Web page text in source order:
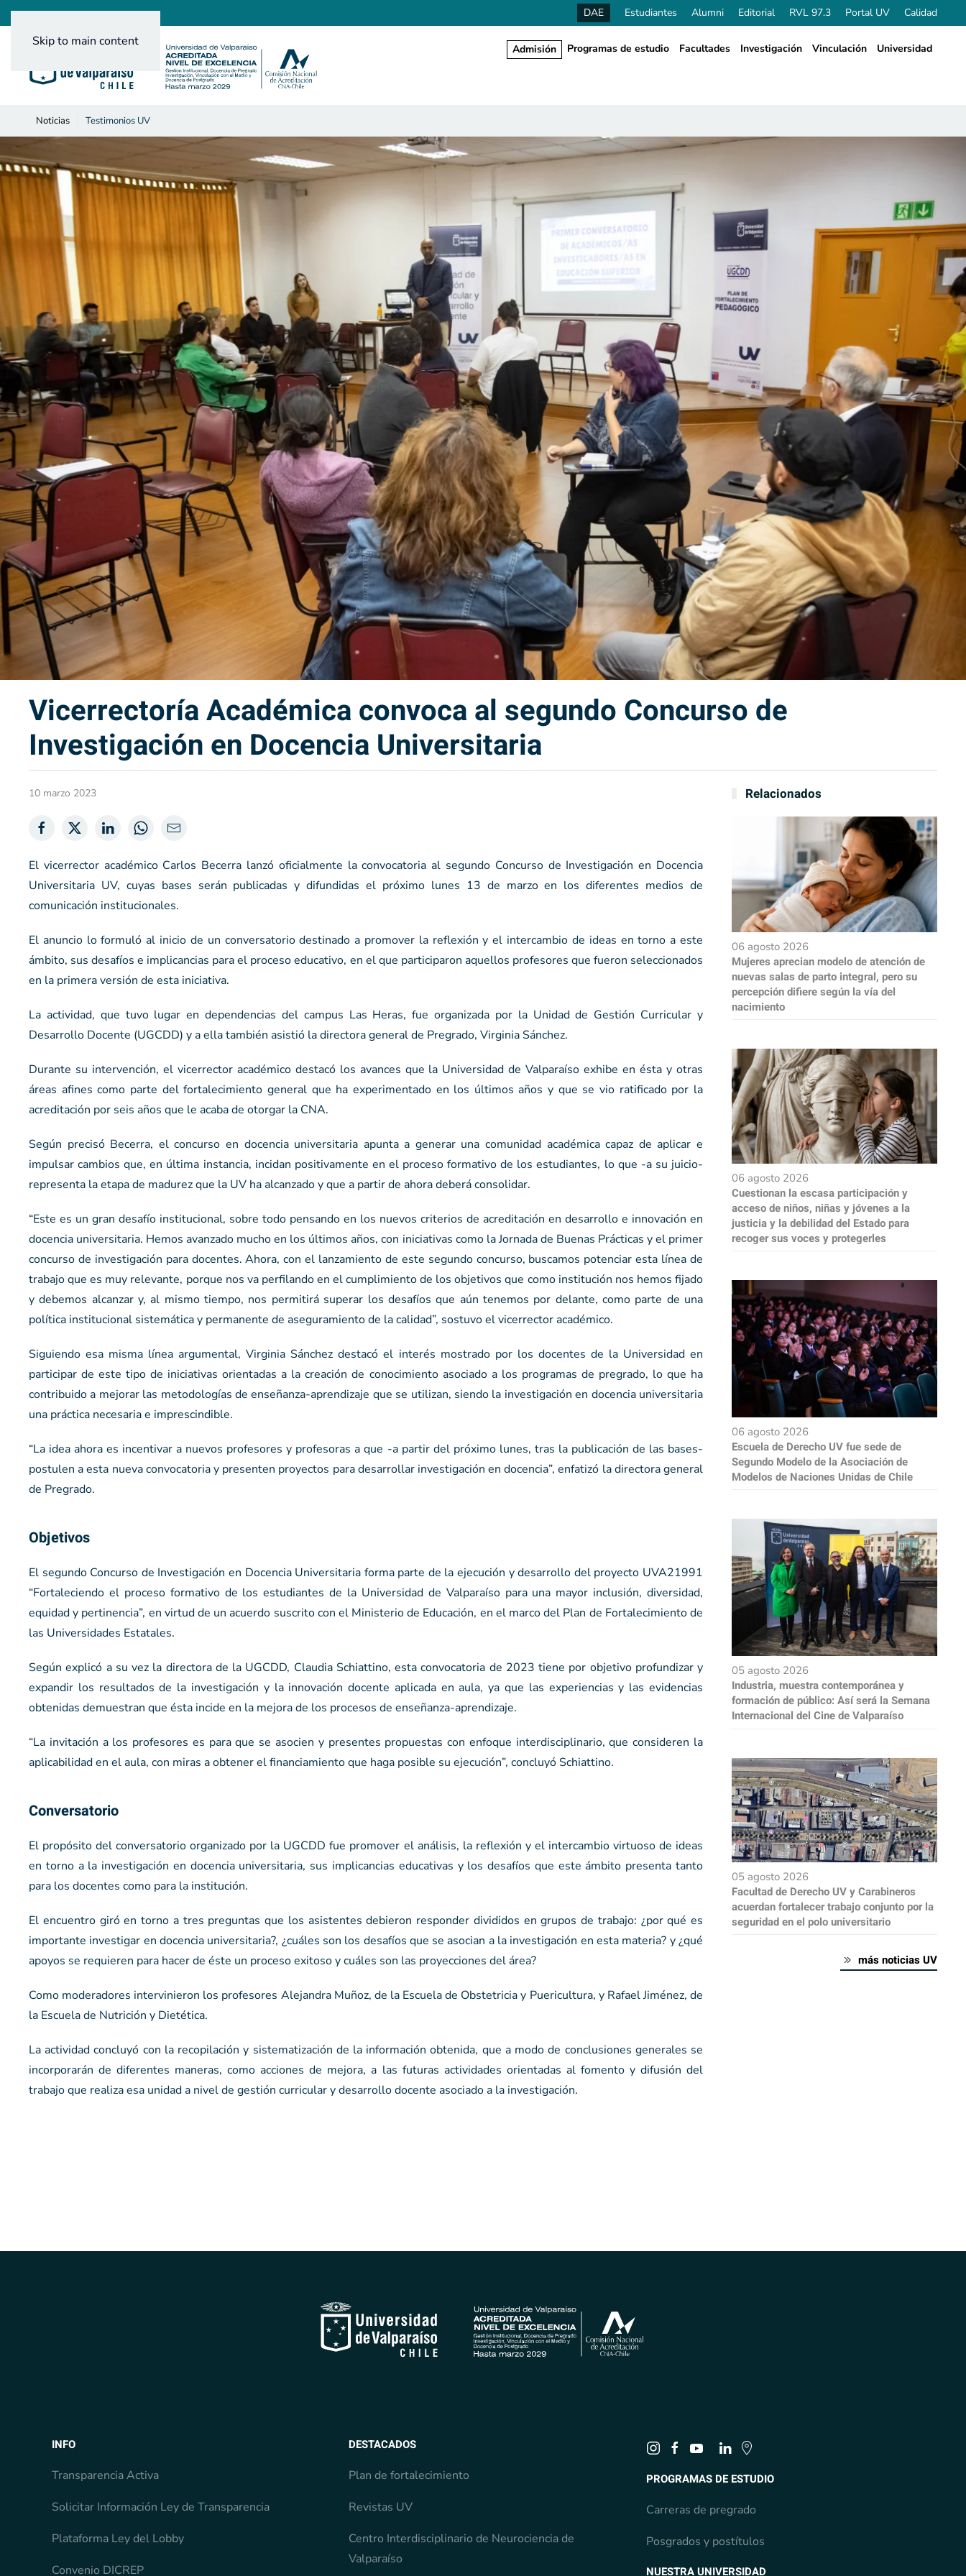
Skip to main content
DAE Estudiantes Alumni Editorial RVL 97.3 Portal UV Calidad
Admisión Programas de estudio Facultades Investigación Vinculación Universidad
Noticias Testimonios UV
Vicerrectoría Académica convoca al segundo Concurso de
Investigación en Docencia Universitaria
10 marzo 2023
El vicerrector académico Carlos Becerra lanzó oficialmente la convocatoria al segundo Concurso de Investigación en Docencia
Universitaria UV, cuyas bases serán publicadas y difundidas el próximo lunes 13 de marzo en los diferentes medios de
comunicación institucionales.
El anuncio lo formuló al inicio de un conversatorio destinado a promover la reflexión y el intercambio de ideas en torno a este
ámbito, sus desafíos e implicancias para el proceso educativo, en el que participaron aquellos profesores que fueron seleccionados
en la primera versión de esta iniciativa.
La actividad, que tuvo lugar en dependencias del campus Las Heras, fue organizada por la Unidad de Gestión Curricular y
Desarrollo Docente (UGCDD) y a ella también asistió la directora general de Pregrado, Virginia Sánchez.
Durante su intervención, el vicerrector académico destacó los avances que la Universidad de Valparaíso exhibe en ésta y otras
áreas afines como parte del fortalecimiento general que ha experimentado en los últimos años y que se vio ratificado por la
acreditación por seis años que le acaba de otorgar la CNA.
Según precisó Becerra, el concurso en docencia universitaria apunta a generar una comunidad académica capaz de aplicar e
impulsar cambios que, en última instancia, incidan positivamente en el proceso formativo de los estudiantes, lo que -a su juicio-
representa la etapa de madurez que la UV ha alcanzado y que a partir de ahora deberá consolidar.
“Este es un gran desafío institucional, sobre todo pensando en los nuevos criterios de acreditación en desarrollo e innovación en
docencia universitaria. Hemos avanzado mucho en los últimos años, con iniciativas como la Jornada de Buenas Prácticas y el primer
concurso de investigación para docentes. Ahora, con el lanzamiento de este segundo concurso, buscamos potenciar esta línea de
trabajo que es muy relevante, porque nos va perfilando en el cumplimiento de los objetivos que como institución nos hemos fijado
y debemos alcanzar y, al mismo tiempo, nos permitirá superar los desafíos que aún tenemos por delante, como parte de una
política institucional sistemática y permanente de aseguramiento de la calidad”, sostuvo el vicerrector académico.
Siguiendo esa misma línea argumental, Virginia Sánchez destacó el interés mostrado por los docentes de la Universidad en
participar de este tipo de iniciativas orientadas a la creación de conocimiento asociado a los programas de pregrado, lo que ha
contribuido a mejorar las metodologías de enseñanza-aprendizaje que se utilizan, siendo la investigación en docencia universitaria
una práctica necesaria e imprescindible.
“La idea ahora es incentivar a nuevos profesores y profesoras a que -a partir del próximo lunes, tras la publicación de las bases-
postulen a esta nueva convocatoria y presenten proyectos para desarrollar investigación en docencia”, enfatizó la directora general
de Pregrado.
Objetivos
El segundo Concurso de Investigación en Docencia Universitaria forma parte de la ejecución y desarrollo del proyecto UVA21991
“Fortaleciendo el proceso formativo de los estudiantes de la Universidad de Valparaíso para una mayor inclusión, diversidad,
equidad y pertinencia”, en virtud de un acuerdo suscrito con el Ministerio de Educación, en el marco del Plan de Fortalecimiento de
las Universidades Estatales.
Según explicó a su vez la directora de la UGCDD, Claudia Schiattino, esta convocatoria de 2023 tiene por objetivo profundizar y
expandir los resultados de la investigación y la innovación docente aplicada en aula, ya que las experiencias y las evidencias
obtenidas demuestran que ésta incide en la mejora de los procesos de enseñanza-aprendizaje.
“La invitación a los profesores es para que se asocien y presentes propuestas con enfoque interdisciplinario, que consideren la
aplicabilidad en el aula, con miras a obtener el financiamiento que haga posible su ejecución”, concluyó Schiattino.
Conversatorio
El propósito del conversatorio organizado por la UGCDD fue promover el análisis, la reflexión y el intercambio virtuoso de ideas
en torno a la investigación en docencia universitaria, sus implicancias educativas y los desafíos que este ámbito presenta tanto
para los docentes como para la institución.
El encuentro giró en torno a tres preguntas que los asistentes debieron responder divididos en grupos de trabajo: ¿por qué es
importante investigar en docencia universitaria?, ¿cuáles son los desafíos que se asocian a la investigación en esta materia? y ¿qué
apoyos se requieren para hacer de éste un proceso exitoso y cuáles son las proyecciones del área?
Como moderadores intervinieron los profesores Alejandra Muñoz, de la Escuela de Obstetricia y Puericultura, y Rafael Jiménez, de
la Escuela de Nutrición y Dietética.
La actividad concluyó con la recopilación y sistematización de la información obtenida, que a modo de conclusiones generales se
incorporarán de diferentes maneras, como acciones de mejora, a las futuras actividades orientadas al fomento y difusión del
trabajo que realiza esa unidad a nivel de gestión curricular y desarrollo docente asociado a la investigación.
Relacionados
06 agosto 2026
Mujeres aprecian modelo de atención de
nuevas salas de parto integral, pero su
percepción difiere según la vía del
nacimiento
06 agosto 2026
Cuestionan la escasa participación y
acceso de niños, niñas y jóvenes a la
justicia y la debilidad del Estado para
recoger sus voces y protegerles
06 agosto 2026
Escuela de Derecho UV fue sede de
Segundo Modelo de la Asociación de
Modelos de Naciones Unidas de Chile
05 agosto 2026
Industria, muestra contemporánea y
formación de público: Así será la Semana
Internacional del Cine de Valparaíso
05 agosto 2026
Facultad de Derecho UV y Carabineros
acuerdan fortalecer trabajo conjunto por la
seguridad en el polo universitario
más noticias UV
INFO
Transparencia Activa
Solicitar Información Ley de Transparencia
Plataforma Ley del Lobby
Convenio DICREP
DESTACADOS
Plan de fortalecimiento
Revistas UV
Centro Interdisciplinario de Neurociencia de
Valparaíso
PROGRAMAS DE ESTUDIO
Carreras de pregrado
Posgrados y postítulos
NUESTRA UNIVERSIDAD